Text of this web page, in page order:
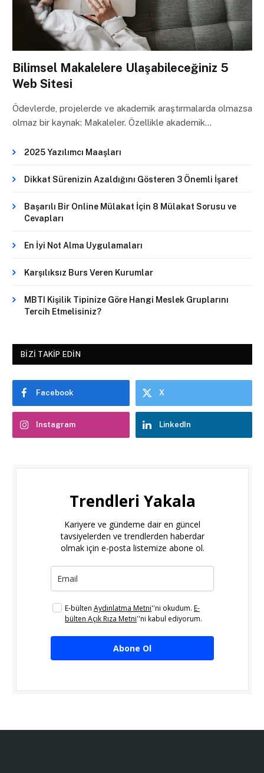
Bilimsel Makalelere Ulaşabileceğiniz 5
Web Sitesi
Ödevlerde, projelerde ve akademik araştırmalarda olmazsa
olmaz bir kaynak: Makaleler. Özellikle akademik…
2025 Yazılımcı Maaşları
Dikkat Sürenizin Azaldığını Gösteren 3 Önemli İşaret
Başarılı Bir Online Mülakat İçin 8 Mülakat Sorusu ve
Cevapları
En İyi Not Alma Uygulamaları
Karşılıksız Burs Veren Kurumlar
MBTI Kişilik Tipinize Göre Hangi Meslek Gruplarını
Tercih Etmelisiniz?
BIZI TAKIP EDIN
Facebook X
Instagram LinkedIn
Trendleri Yakala
Kariyere ve gündeme dair en güncel
tavsiyelerden ve trendlerden haberdar
olmak için e-posta listemize abone ol.
E-bülten Aydınlatma Metni''ni okudum. E-
bülten Açık Rıza Metni''ni kabul ediyorum.
Abone Ol